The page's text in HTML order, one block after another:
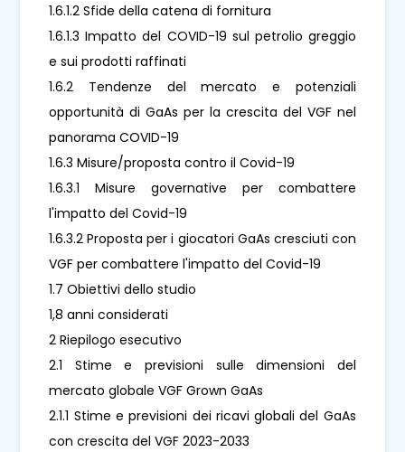
1.6.1.2 Sfide della catena di fornitura
1.6.1.3 Impatto del COVID-19 sul petrolio greggio
e sui prodotti raffinati
1.6.2 Tendenze del mercato e potenziali
opportunità di GaAs per la crescita del VGF nel
panorama COVID-19
1.6.3 Misure/proposta contro il Covid-19
1.6.3.1 Misure governative per combattere
l'impatto del Covid-19
1.6.3.2 Proposta per i giocatori GaAs cresciuti con
VGF per combattere l'impatto del Covid-19
1.7 Obiettivi dello studio
1,8 anni considerati
2 Riepilogo esecutivo
2.1 Stime e previsioni sulle dimensioni del
mercato globale VGF Grown GaAs
2.1.1 Stime e previsioni dei ricavi globali del GaAs
con crescita del VGF 2023-2033